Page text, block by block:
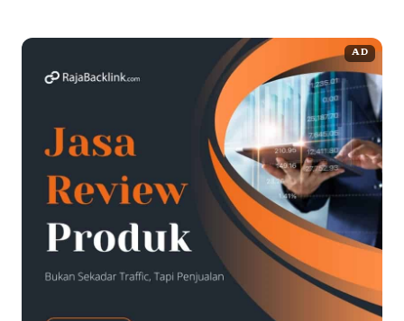
AD